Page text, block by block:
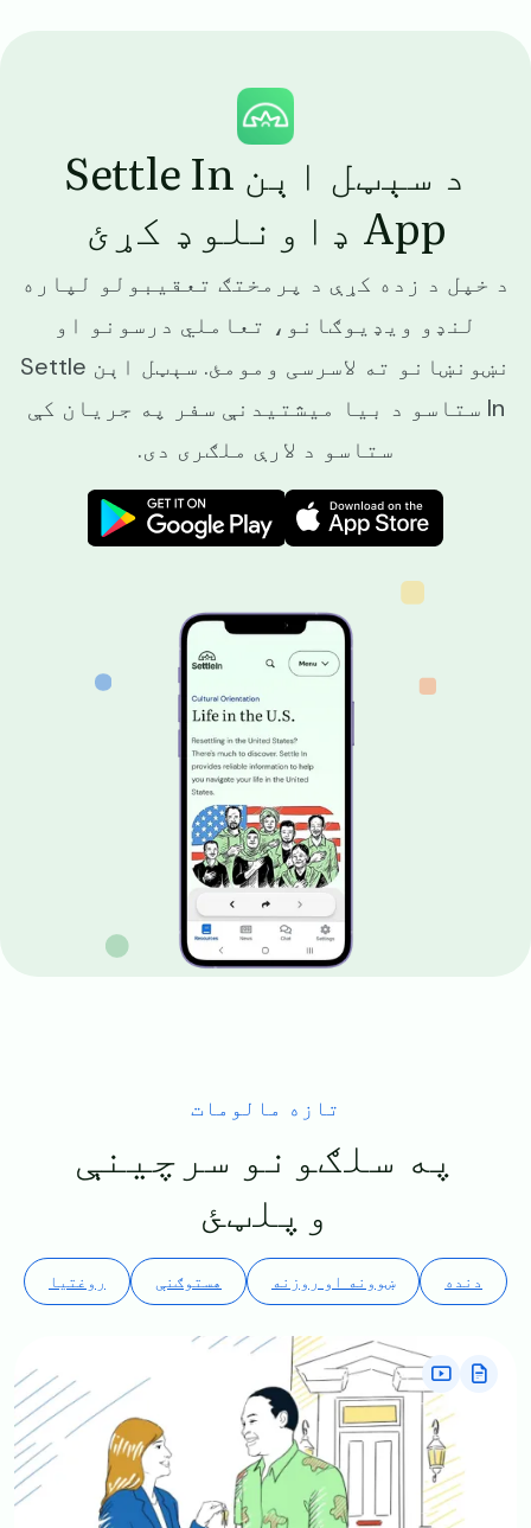
Image
Image
د سېټل اېن Settle In
App ډاونلوډ کړئ
د خپل د زده کړې د پرمختګ تعقیبولو لپاره
لنډو ویډیوګانو، تعاملي درسونو او
نښونښانو ته لاسرسی ومومئ. سېټل اېن Settle
In ستاسو د بیا میشتیدنې سفر په جریان کې
ستاسو د لارې ملګری دی.
Image
Image
تازه مالومات
په سلګونو سرچینې
وپلټئ
دنده ښوونه او روزنه هستوګنې روغتیا